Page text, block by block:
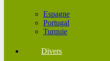
Espagne
Portugal
Turquie
Divers